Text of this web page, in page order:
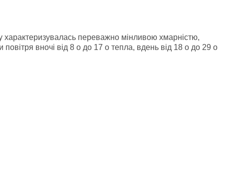
характеризувалась переважно мінливою хмарністю,
вночі від 8 о до 17 о тепла, вдень від 18 о до 29 о